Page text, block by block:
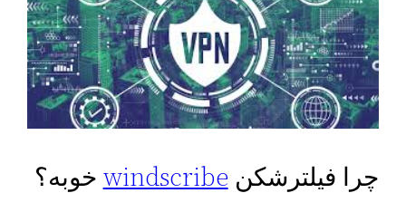
چرا فیلترشکنwindscribe خوبه؟